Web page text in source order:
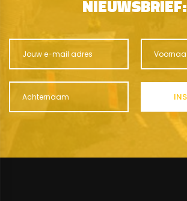
NIEUWSBRIEF: